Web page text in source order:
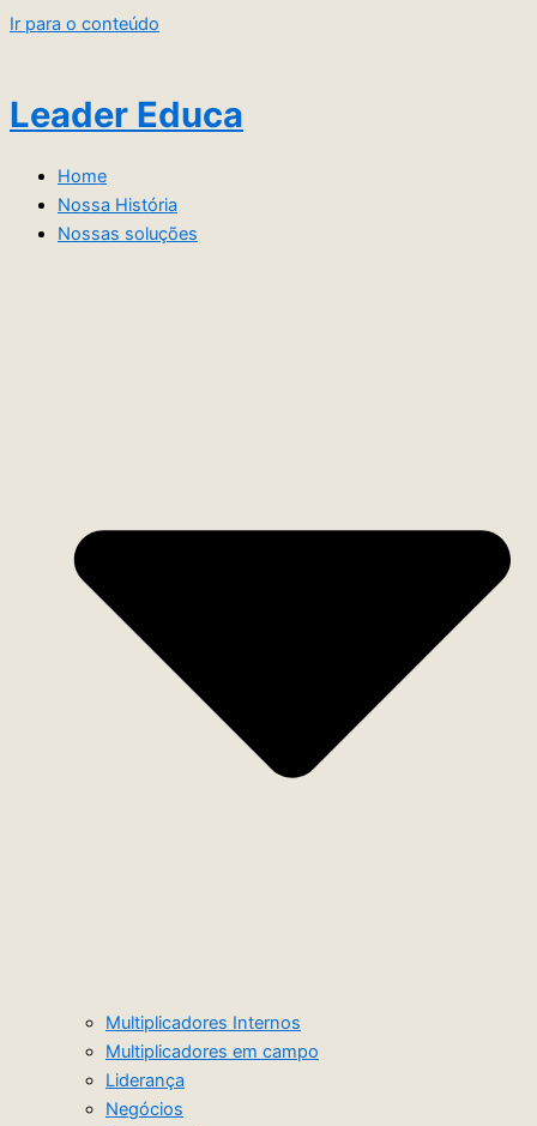
Ir para o conteúdo
Leader Educa
Home
Nossa História
Nossas soluções
Multiplicadores Internos
Multiplicadores em campo
Liderança
Negócios